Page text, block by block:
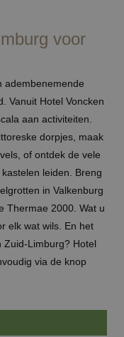
voor
adembenemende
Vanuit Hotel Voncken
aan activiteiten.
dorpjes, maak
of ontdek de vele
leiden. Breng
in Valkenburg
Thermae 2000. Wat u
elk wat wils. En het
Zuid-Limburg? Hotel
via de knop